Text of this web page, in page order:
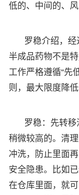
低的、中间的、风
罗稳介绍，
半成品药物不是
工作严格遵循“先
则，最大限度降低
罗稳：先转
稍微较高的。清
冲洗，防止里面
安全隐患。比如
在仓库里面，就